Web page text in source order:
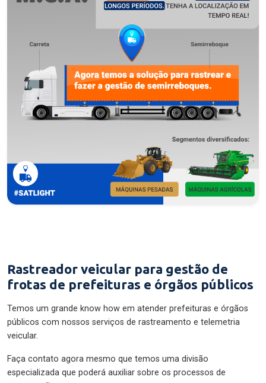
Rastreador veicular para gestão de
frotas de prefeituras e órgãos públicos
Temos um grande know how em atender prefeituras e órgãos
públicos com nossos serviços de rastreamento e telemetria
veicular.
Faça contato agora mesmo que temos uma divisão
especializada que poderá auxiliar sobre os processos de